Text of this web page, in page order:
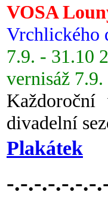
VOSA
Vrchlického
7.9. - 31.10
vernisáž
divadelní
Plakátek
-.-.-.-.-.-.-